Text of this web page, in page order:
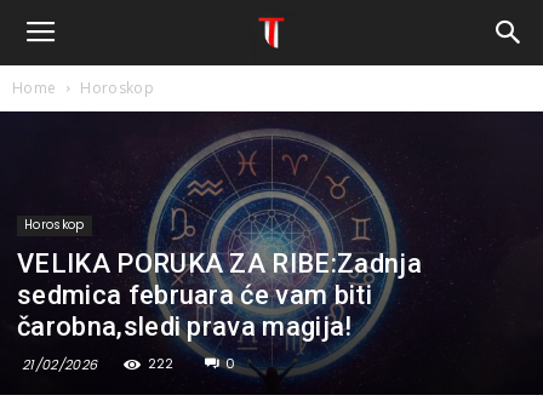
Home Horoskop
Horoskop
VELIKA PORUKA ZA RIBE:Zadnja
sedmica februara će vam biti
čarobna,sledi prava magija!
21/02/2026 222 0